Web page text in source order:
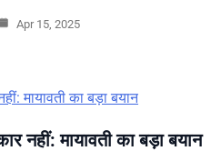
Apr 15, 2025
नहीं: मायावती का बड़ा बयान